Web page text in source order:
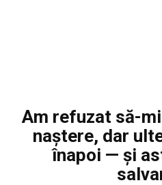
Am refuzat să-
naștere, dar
înapoi — și